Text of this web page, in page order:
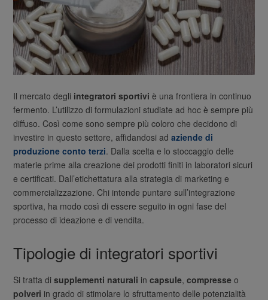
Il mercato degli integratori sportivi è una frontiera in continuo
fermento. L’utilizzo di formulazioni studiate ad hoc è sempre più
diffuso. Così come sono sempre più coloro che decidono di
investire in questo settore, affidandosi adaziende di
produzione conto terzi. Dalla scelta e lo stoccaggio delle
materie prime alla creazione dei prodotti finiti in laboratori sicuri
e certificati. Dall’etichettatura alla strategia di marketing e
commercializzazione. Chi intende puntare sull’integrazione
sportiva, ha modo così di essere seguito in ogni fase del
processo di ideazione e di vendita.
Tipologie di integratori sportivi
Si tratta disupplementi naturali incapsule,compresse o
polveri in grado di stimolare lo sfruttamento delle potenzialità